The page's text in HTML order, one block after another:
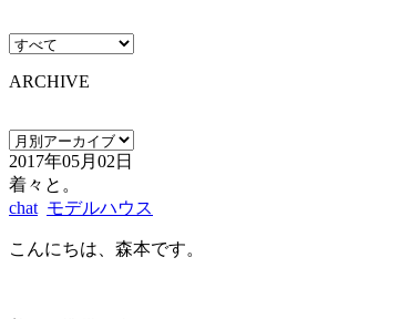
ARCHIVE
2017年05月02日
着々と。
chat モデルハウス
こんにちは、森本です。